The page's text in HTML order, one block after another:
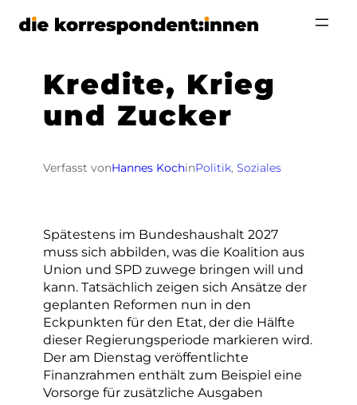
Zum
Kredite, Krieg
und Zucker
Verfasst vonHannes KochinPolitik, Soziales
Spätestens im Bundeshaushalt 2027
muss sich abbilden, was die Koalition aus
Union und SPD zuwege bringen will und
kann. Tatsächlich zeigen sich Ansätze der
geplanten Reformen nun in den
Eckpunkten für den Etat, der die Hälfte
dieser Regierungsperiode markieren wird.
Der am Dienstag veröffentlichte
Finanzrahmen enthält zum Beispiel eine
Vorsorge für zusätzliche Ausgaben